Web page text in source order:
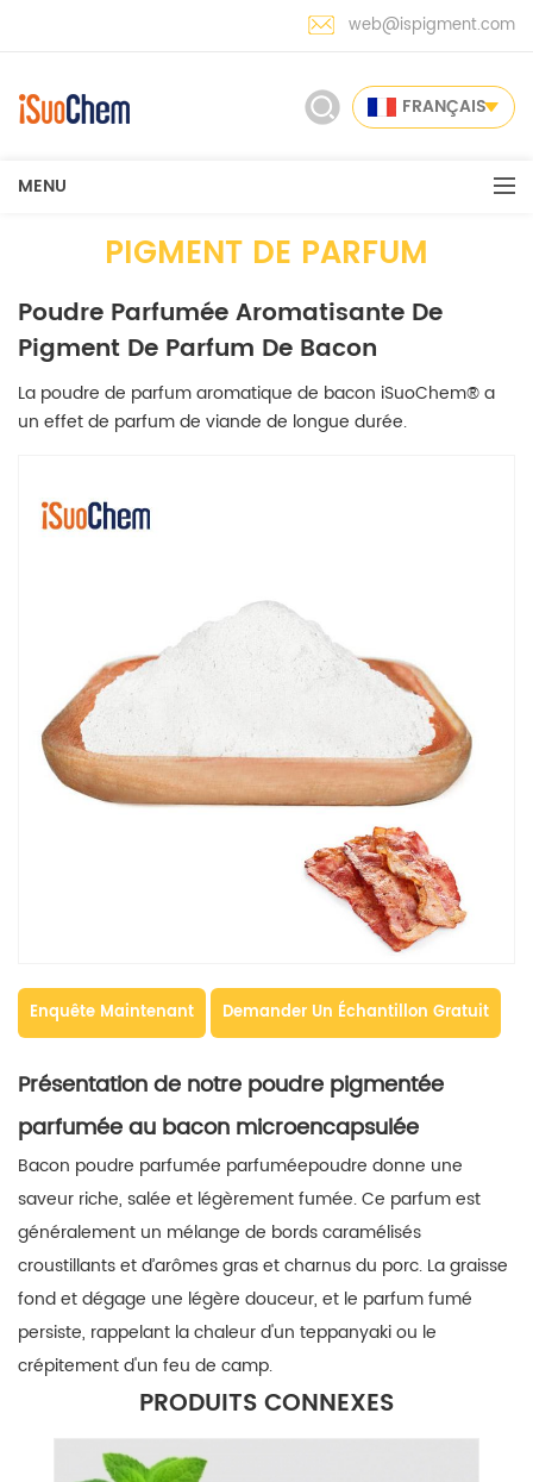
web@ispigment.com
FRANÇAIS
MENU
PIGMENT DE PARFUM
Poudre Parfumée Aromatisante De
Pigment De Parfum De Bacon
La poudre de parfum aromatique de bacon iSuoChem® a
un effet de parfum de viande de longue durée.
Enquête Maintenant Demander Un Échantillon Gratuit
Présentation de notre poudre pigmentée
parfumée au bacon microencapsulée
Bacon poudre parfumée parfuméepoudre donne une
saveur riche, salée et légèrement fumée. Ce parfum est
généralement un mélange de bords caramélisés
croustillants et d’arômes gras et charnus du porc. La graisse
fond et dégage une légère douceur, et le parfum fumé
persiste, rappelant la chaleur d'un teppanyaki ou le
crépitement d'un feu de camp.
PRODUITS CONNEXES